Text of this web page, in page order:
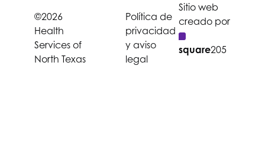
©2026
Health
Services of
North Texas
Política de
privacidad
y aviso
legal
Sitio web
creado por
square205